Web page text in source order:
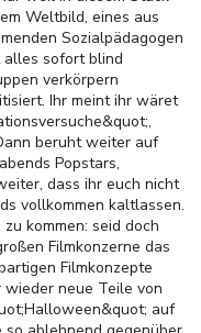
Weltbild, eines aus
Sozialpädagogen
alles sofort blind
verkörpern
Ihr meint ihr wäret
beruht weiter auf
Popstars,
dass ihr euch nicht
vollkommen kaltlassen.
kommen: seid doch
Filmkonzerne das
Filmkonzepte
wieder neue Teile von
auf